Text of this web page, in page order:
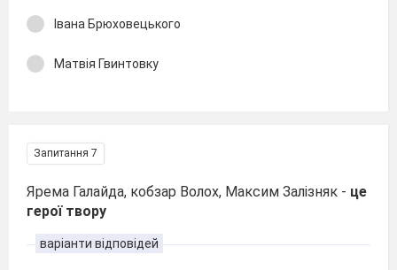
Івана Брюховецького
Матвія Гвинтовку
Запитання 7
Ярема Галайда, кобзар Волох, Максим Залізняк - це
герої твору
варіанти відповідей